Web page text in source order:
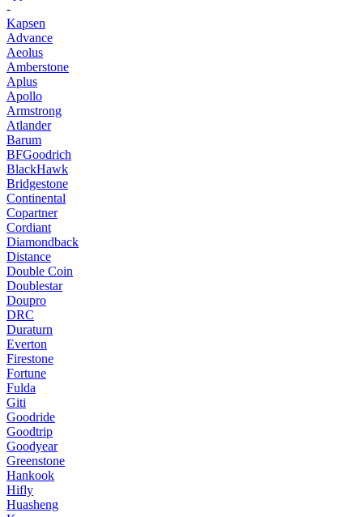
-
Kapsen
Advance
Aeolus
Amberstone
Aplus
Apollo
Armstrong
Atlander
Barum
BFGoodrich
BlackHawk
Bridgestone
Continental
Copartner
Cordiant
Diamondback
Distance
Double Coin
Doublestar
Doupro
DRC
Duraturn
Everton
Firestone
Fortune
Fulda
Giti
Goodride
Goodtrip
Goodyear
Greenstone
Hankook
Hifly
Huasheng